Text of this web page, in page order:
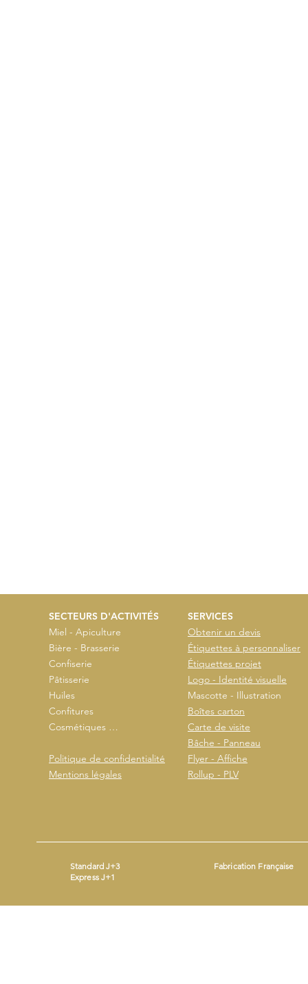
SECTEURS D'ACTIVITÉS
Miel - Apiculture
Bière - Brasserie
Confiserie
Pâtisserie
Huiles
Confitures
Cosmétiques …
Politique de confidentialité
Mentions légales
SERVICES
Obtenir un devis
Étiquettes à personnaliser
Étiquettes projet
Logo - Identité visuelle
Mascotte - Illustration
Boîtes carton
Carte de visite
Bâche - Panneau
Flyer - Affiche
Rollup - PLV
Standard J+3
Express J+1
Fabrication Française